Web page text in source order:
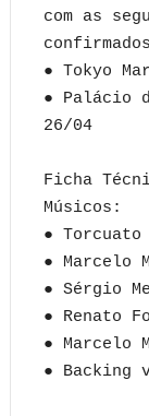
com as
● Tokyo
● Palácio
26/04
Ficha
Músicos:
●
● Marcelo
● Sérgio
● Renato
● Marcelo
● Backing